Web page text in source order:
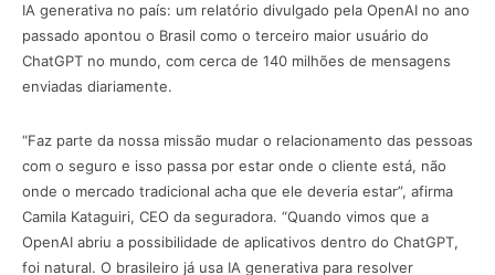
IA generativa no país: um relatório divulgado pela OpenAI no ano
passado apontou o Brasil como o terceiro maior usuário do
ChatGPT no mundo, com cerca de 140 milhões de mensagens
enviadas diariamente.
“Faz parte da nossa missão mudar o relacionamento das pessoas
com o seguro e isso passa por estar onde o cliente está, não
onde o mercado tradicional acha que ele deveria estar”, afirma
Camila Kataguiri, CEO da seguradora. “Quando vimos que a
OpenAI abriu a possibilidade de aplicativos dentro do ChatGPT,
foi natural. O brasileiro já usa IA generativa para resolver